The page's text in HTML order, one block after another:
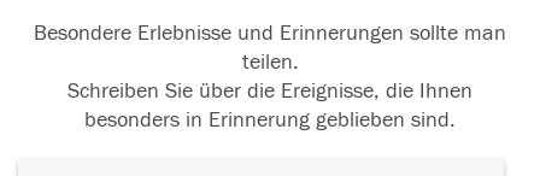
Besondere Erlebnisse und Erinnerungen sollte man
teilen.
Schreiben Sie über die Ereignisse, die Ihnen
besonders in Erinnerung geblieben sind.